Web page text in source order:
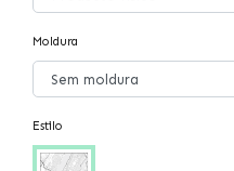
Moldura
Estilo